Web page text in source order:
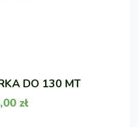
DO 130 MT
zł